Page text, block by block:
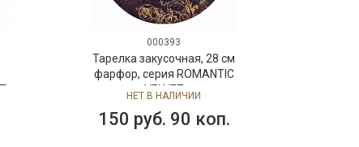
000393
Тарелка закусочная, 28 см
фарфор, серия ROMANTIC
VELVET
НЕТ В НАЛИЧИИ
150 руб. 90 коп.